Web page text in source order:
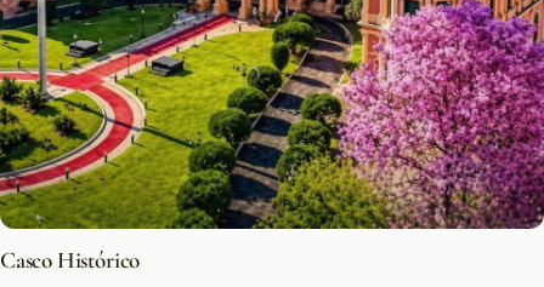
Casco Histórico